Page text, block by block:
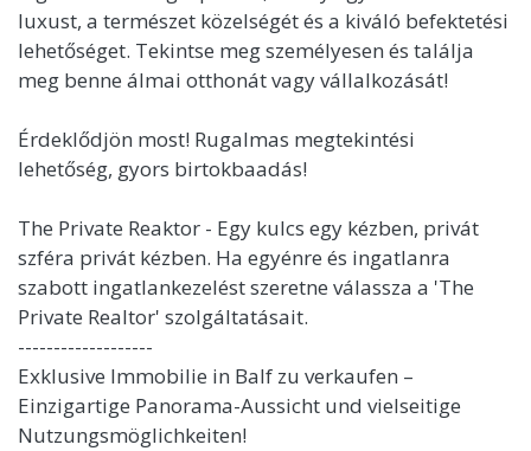
luxust, a természet közelségét és a kiváló befektetési
lehetőséget. Tekintse meg személyesen és találja
meg benne álmai otthonát vagy vállalkozását!
Érdeklődjön most! Rugalmas megtekintési
lehetőség, gyors birtokbaadás!
The Private Reaktor - Egy kulcs egy kézben, privát
szféra privát kézben. Ha egyénre és ingatlanra
szabott ingatlankezelést szeretne válassza a 'The
Private Realtor' szolgáltatásait.
-------------------
Exklusive Immobilie in Balf zu verkaufen –
Einzigartige Panorama-Aussicht und vielseitige
Nutzungsmöglichkeiten!